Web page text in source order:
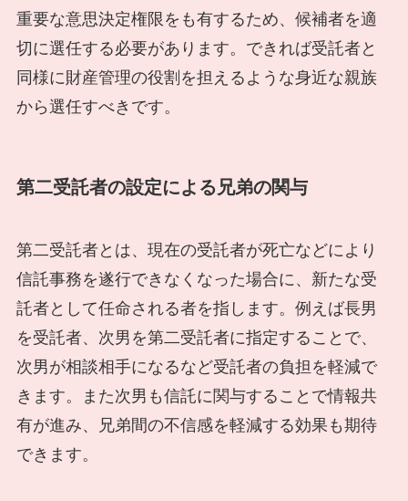
重要な意思決定権限をも有するため、候補者を適
切に選任する必要があります。できれば受託者と
同様に財産管理の役割を担えるような身近な親族
から選任すべきです。
第二受託者の設定による兄弟の関与
第二受託者とは、現在の受託者が死亡などにより
信託事務を遂行できなくなった場合に、新たな受
託者として任命される者を指します。例えば長男
を受託者、次男を第二受託者に指定することで、
次男が相談相手になるなど受託者の負担を軽減で
きます。また次男も信託に関与することで情報共
有が進み、兄弟間の不信感を軽減する効果も期待
できます。